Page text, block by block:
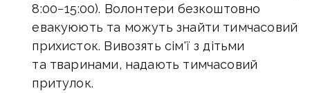
8:00−15:00). Волонтери безкоштовно
евакуюють та можуть знайти тимчасовий
прихисток. Вивозять сім'ї з дітьми
та тваринами, надають тимчасовий
притулок.